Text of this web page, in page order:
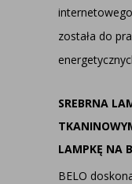
została do
SREBRNA
LAMPKĘ NA
BELO